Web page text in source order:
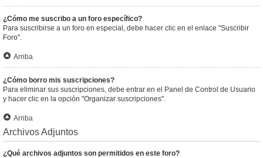
¿Cómo me suscribo a un foro específico?
Para suscribirse a un foro en especial, debe hacer clic en el enlace "Suscribir
Foro".
Arriba
¿Cómo borro mis suscripciones?
Para eliminar sus suscripciones, debe entrar en el Panel de Control de Usuario
y hacer clic en la opción "Organizar suscripciones".
Arriba
Archivos Adjuntos
¿Qué archivos adjuntos son permitidos en este foro?